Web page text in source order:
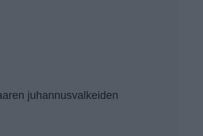
juhannusvalkeiden